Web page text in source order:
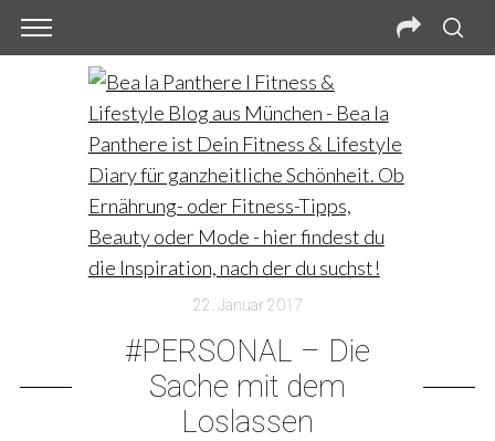
22. Januar 2017
#PERSONAL – Die
Sache mit dem
Loslassen